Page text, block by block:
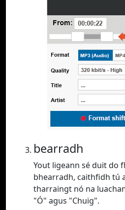
bearradh
Yout ligeann sé duit do
bhearradh, caithfidh tú
tharraingt nó na
"Ó" agus "Chuig".